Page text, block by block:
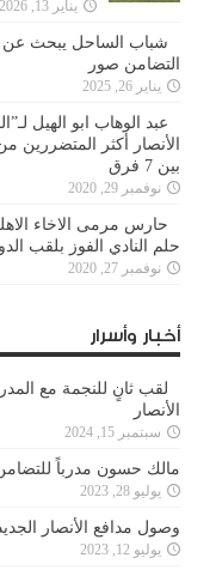
يناير 13, 2026
شباب الساحل يبحث عن
التضامن صور
يناير 26, 2025
عبد الوهاب ابو الهيل
الأنصار أكثر المتضررين
بين 7 فرق
نوفمبر 29, 2020
حارس مرمى الاخاء
حلم النادي الفوز بلقب
نوفمبر 27, 2020
أخبار وأسرار
لقب ثانٍ للنجمة مع
الأنصار
سبتمبر 15, 2024
مالك حسون مدرباً
يوليو 28, 2023
وصول مدافع الأنصار
يوليو 12, 2023